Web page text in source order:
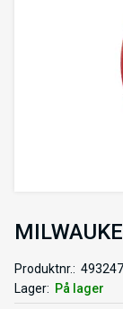
Produktnr.
Lager
På lager